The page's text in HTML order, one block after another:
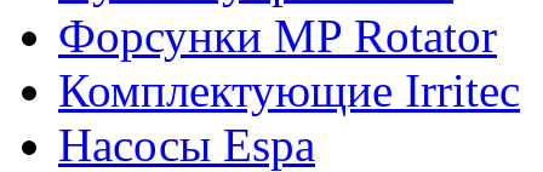
Форсунки MP Rotator
Комплектующие Irritec
Насосы Espa